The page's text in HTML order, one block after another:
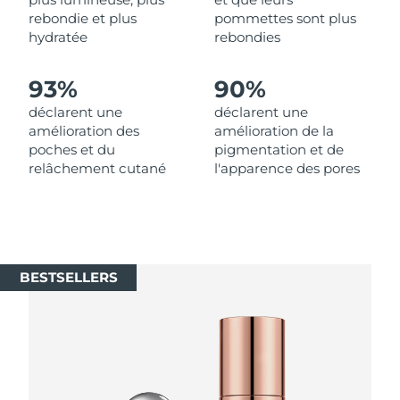
rebondie et plus
hydratée
pommettes sont plus
rebondies
93%
déclarent une
amélioration des
poches et du
relâchement cutané
90%
déclarent une
amélioration de la
pigmentation et de
l'apparence des pores
BESTSELLERS
Singapour Livraison estimée 8/10/26
Slovénie Livraison estimée
Afrique du Sud Livraison estimée8/16/26
Suède
Livraison estimée